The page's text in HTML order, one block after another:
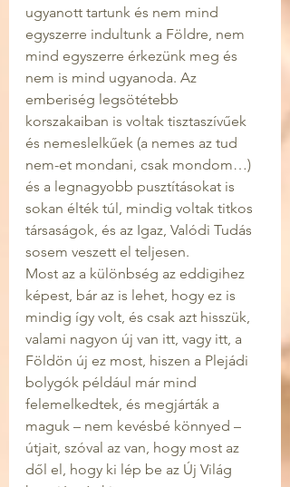
ugyanott tartunk és nem mind
egyszerre indultunk a Földre, nem
mind egyszerre érkezünk meg és
nem is mind ugyanoda. Az
emberiség legsötétebb
korszakaiban is voltak tisztaszívűek
és nemeslelkűek (a nemes az tud
nem-et mondani, csak mondom…)
és a legnagyobb pusztításokat is
sokan élték túl, mindig voltak titkos
társaságok, és az Igaz, Valódi Tudás
sosem veszett el teljesen.
Most az a különbség az eddigihez
képest, bár az is lehet, hogy ez is
mindig így volt, és csak azt hisszük,
valami nagyon új van itt, vagy itt, a
Földön új ez most, hiszen a Plejádi
bolygók például már mind
felemelkedtek, és megjárták a
maguk – nem kevésbé könnyed –
útjait, szóval az van, hogy most az
dől el, hogy ki lép be az Új Világ